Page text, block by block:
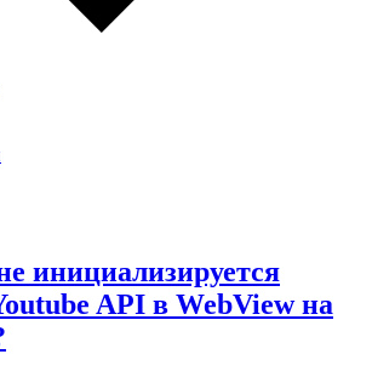
инициализируется
API в WebView на